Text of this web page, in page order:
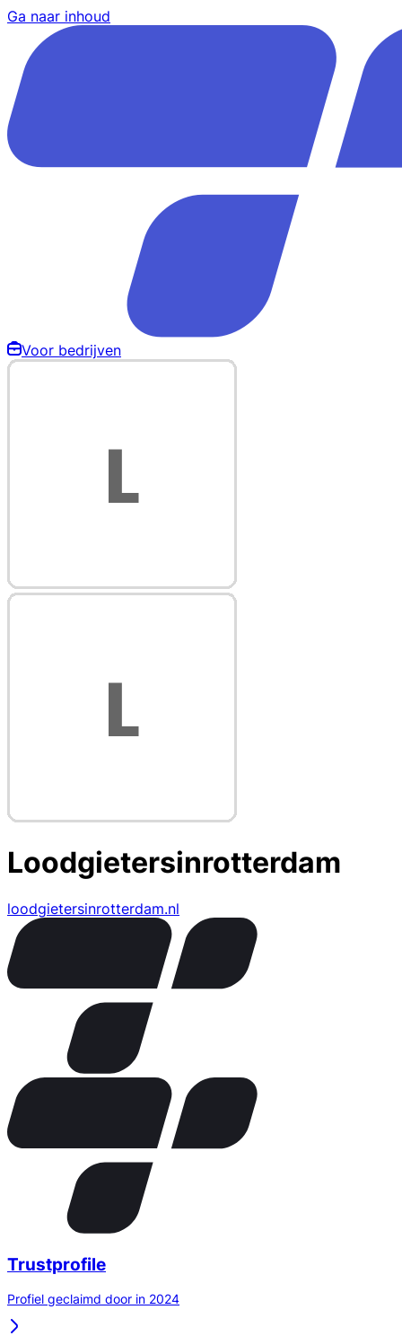
Ga naar inhoud
Voor bedrijven
Loodgietersinrotterdam
loodgietersinrotterdam.nl
Trustprofile
Profiel geclaimd door in 2024